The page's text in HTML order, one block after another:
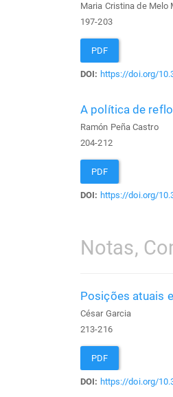
Maria Cristina de Melo
197-203
PDF
DOI: https://doi.org/
A política de
Ramón Peña Castro
204-212
PDF
DOI: https://doi.org/
Notas,
Posições atuais
César Garcia
213-216
PDF
DOI: https://doi.org/